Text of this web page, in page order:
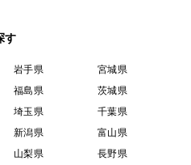
す
岩手県
宮城県
福島県
茨城県
埼玉県
千葉県
新潟県
富山県
山梨県
長野県